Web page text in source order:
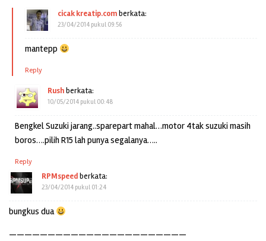
cicak kreatip.comberkata:
23/04/2014 pukul 09:56
mantepp
Reply
Rushberkata:
10/05/2014 pukul 00:48
Bengkel Suzuki jarang..sparepart mahal…motor 4tak suzuki masih
boros….pilih R15 lah punya segalanya…..
Reply
RPMspeedberkata:
23/04/2014 pukul 01:24
bungkus dua
———————————————————————